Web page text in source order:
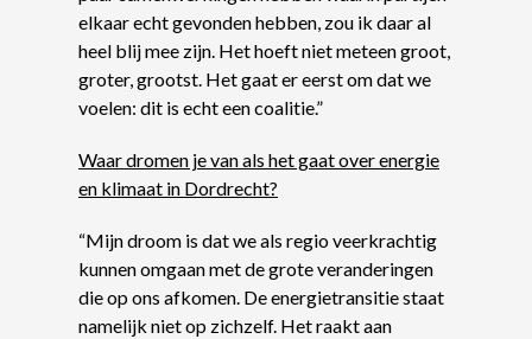
elkaar echt gevonden hebben, zou ik daar al
heel blij mee zijn. Het hoeft niet meteen groot,
groter, grootst. Het gaat er eerst om dat we
voelen: dit is echt een coalitie.”
Waar dromen je van als het gaat over energie
en klimaat in Dordrecht?
“Mijn droom is dat we als regio veerkrachtig
kunnen omgaan met de grote veranderingen
die op ons afkomen. De energietransitie staat
namelijk niet op zichzelf. Het raakt aan